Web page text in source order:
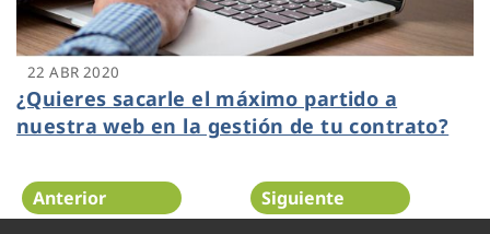
22 ABR 2020
¿Quieres sacarle el máximo partido a
nuestra web en la gestión de tu contrato?
Anterior Siguiente